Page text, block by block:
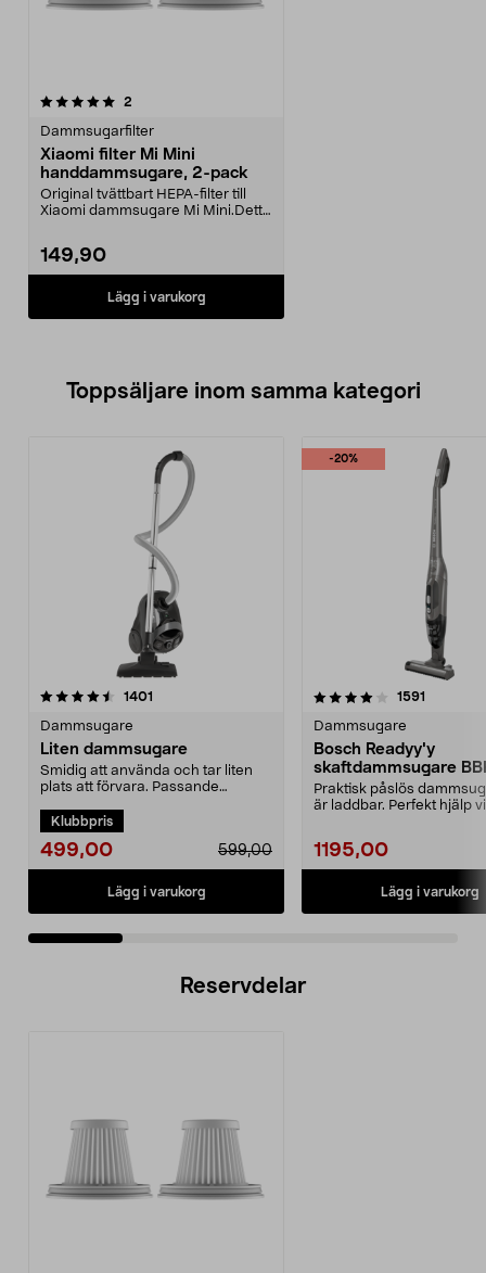
2
Dammsugarfilter
Xiaomi filter Mi Mini
handdammsugare, 2-pack
Original tvättbart HEPA-filter till
Xiaomi dammsugare Mi Mini.Detta
149,90
Lägg i varukorg
Toppsäljare inom samma kategori
1401
Dammsugare
Liten dammsugare
Smidig att använda och tar liten
plats att förvara. Passande
Klubbpris
499,00 599,00
Lägg i varukorg
-20%
4.0 av 5 stjärnor 1591
Dammsugare
Bosch Readyy'y
skaftdammsugare
14,4 V
Praktisk påslös
är laddbar. Perfekt hjälp
1195,00
Lägg i varukorg
4.5 av 5 stjärnor
Reservdelar